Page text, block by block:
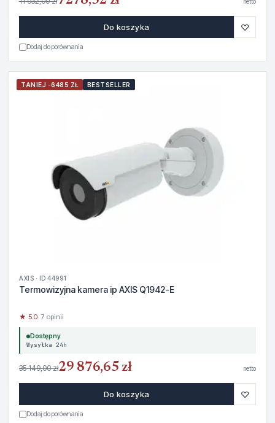
Do koszyka ♡
Dodaj do porównania
TANIEJ -6485 ZŁ BESTSELLER
AXIS · ID 44991
Termowizyjna kamera ip AXIS Q1942-E
★ 5.0· 7 opinii
Dostępny
Wysyłka 24h
35 149,00 zł29 876,65 zł netto
Do koszyka ♡
Dodaj do porównania